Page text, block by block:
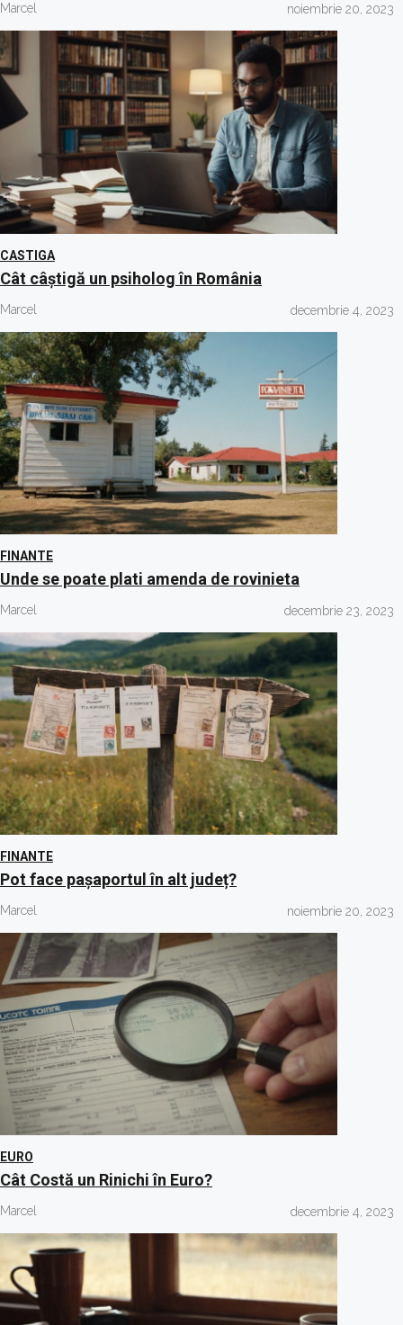
Marcel noiembrie 20, 2023
CASTIGA
Cât câștigă un psiholog în România
Marcel decembrie 4, 2023
FINANTE
Unde se poate plati amenda de rovinieta
Marcel decembrie 23, 2023
FINANTE
Pot face pașaportul în alt județ?
Marcel noiembrie 20, 2023
EURO
Cât Costă un Rinichi în Euro?
Marcel decembrie 4, 2023